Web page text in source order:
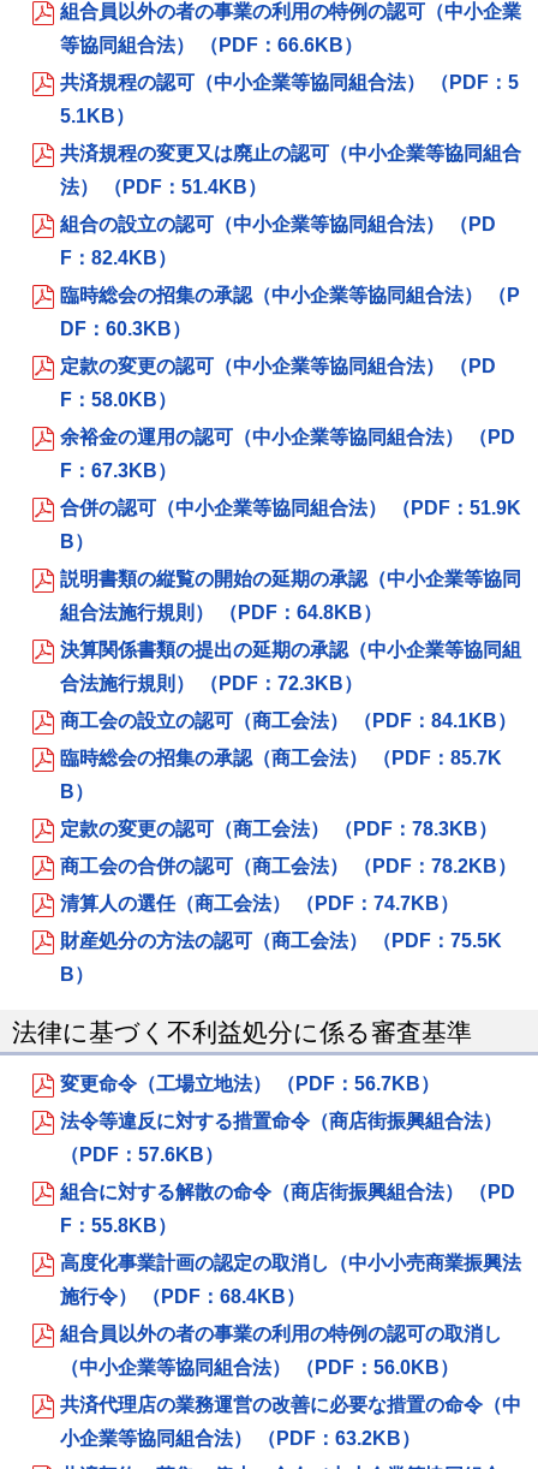
組合員以外の者の事業の利用の特例の認可（中小企業
等協同組合法） （PDF：66.6KB）
共済規程の認可（中小企業等協同組合法） （PDF：5
5.1KB）
共済規程の変更又は廃止の認可（中小企業等協同組合
法） （PDF：51.4KB）
組合の設立の認可（中小企業等協同組合法） （PD
F：82.4KB）
臨時総会の招集の承認（中小企業等協同組合法） （P
DF：60.3KB）
定款の変更の認可（中小企業等協同組合法） （PD
F：58.0KB）
余裕金の運用の認可（中小企業等協同組合法） （PD
F：67.3KB）
合併の認可（中小企業等協同組合法） （PDF：51.9K
B）
説明書類の縦覧の開始の延期の承認（中小企業等協同
組合法施行規則） （PDF：64.8KB）
決算関係書類の提出の延期の承認（中小企業等協同組
合法施行規則） （PDF：72.3KB）
商工会の設立の認可（商工会法） （PDF：84.1KB）
臨時総会の招集の承認（商工会法） （PDF：85.7K
B）
定款の変更の認可（商工会法） （PDF：78.3KB）
商工会の合併の認可（商工会法） （PDF：78.2KB）
清算人の選任（商工会法） （PDF：74.7KB）
財産処分の方法の認可（商工会法） （PDF：75.5K
B）
法律に基づく不利益処分に係る審査基準
変更命令（工場立地法） （PDF：56.7KB）
法令等違反に対する措置命令（商店街振興組合法）
（PDF：57.6KB）
組合に対する解散の命令（商店街振興組合法） （PD
F：55.8KB）
高度化事業計画の認定の取消し（中小小売商業振興法
施行令） （PDF：68.4KB）
組合員以外の者の事業の利用の特例の認可の取消し
（中小企業等協同組合法） （PDF：56.0KB）
共済代理店の業務運営の改善に必要な措置の命令（中
小企業等協同組合法） （PDF：63.2KB）